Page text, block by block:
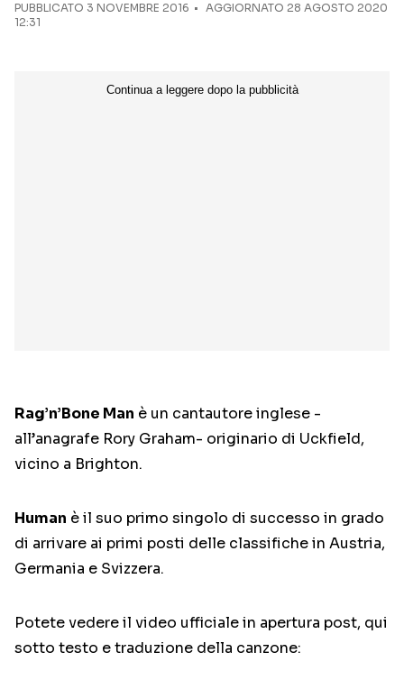
PUBBLICATO 3 NOVEMBRE 2016
AGGIORNATO 28 AGOSTO 2020
12:31
Rag’n’Bone Man è un cantautore inglese -
all’anagrafe Rory Graham- originario di Uckfield,
vicino a Brighton.
Human è il suo primo singolo di successo in grado
di arrivare ai primi posti delle classifiche in Austria,
Germania e Svizzera.
Potete vedere il video ufficiale in apertura post, qui
sotto testo e traduzione della canzone: